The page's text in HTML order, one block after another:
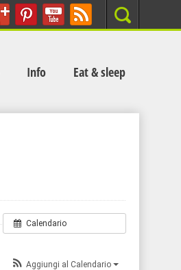
Search
Info Eat & sleep
Calendario
Aggiungi al Calendario